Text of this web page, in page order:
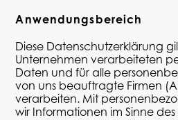
Anwendungsbereich
Diese Datenschutzerklärung
Unternehmen verarbeiteten
Daten und für alle
von uns beauftragte Firmen (
verarbeiten. Mit
wir Informationen im Sinne des